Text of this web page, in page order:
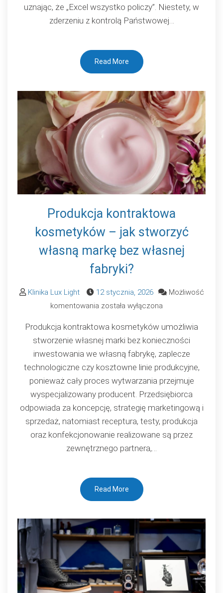
czy
Twój
jest
zgodny
prawem?
uznając, że „Excel wszystko policzy”. Niestety, w
zderzeniu z kontrolą Państwowej…
Read More
Produkcja kontraktowa
kosmetyków – jak stworzyć
własną markę bez własnej
fabryki?
Klinika Lux Light 12 stycznia, 2026
Możliwość
komentowania Produkcja
kosmetyków
–
jak
stworzyć
własną
markę
bez
własnej
fabryki?
została wyłączona
Produkcja kontraktowa kosmetyków umożliwia
stworzenie własnej marki bez konieczności
inwestowania we własną fabrykę, zaplecze
technologiczne czy kosztowne linie produkcyjne,
ponieważ cały proces wytwarzania przejmuje
wyspecjalizowany producent. Przedsiębiorca
odpowiada za koncepcję, strategię marketingową i
sprzedaż, natomiast receptura, testy, produkcja
oraz konfekcjonowanie realizowane są przez
zewnętrznego partnera,…
Read More